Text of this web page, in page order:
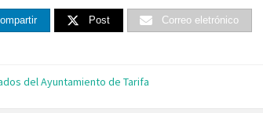
Post Correo eletrónico
del Ayuntamiento de Tarifa